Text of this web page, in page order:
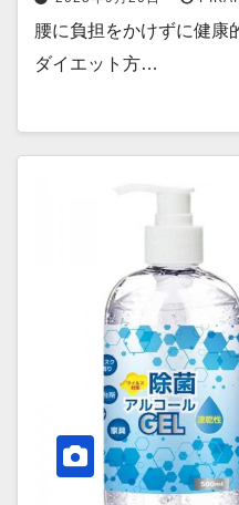
腰に負担をかけずに健康
ダイエット方…